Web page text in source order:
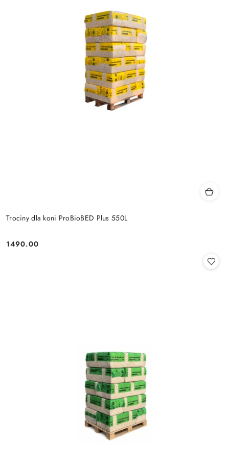
Trociny dla koni ProBioBED Plus 550L
Cena:
1490.00